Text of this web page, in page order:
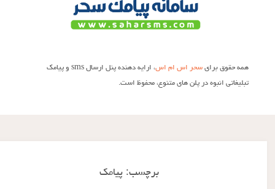
همه حقوق برایسحر اس ام اس
، ارایه دهنده پنل ارسال sms و پیامک
تبلیغاتی انبوه در پلن های متنوع، محفوظ است.
برچسب:پیامک